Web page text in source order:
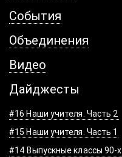
События
Объединения
Видео
Дайджесты
#16 Наши учителя. Часть 2
#15 Наши учителя. Часть 1
#14 Выпускные классы 90-х